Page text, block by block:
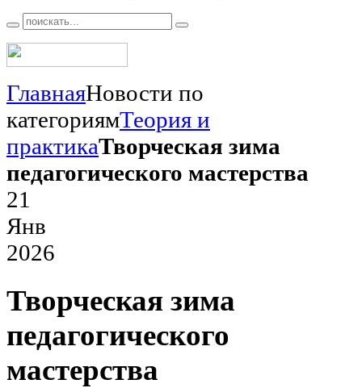
ГлавнаяНовости по
категориямТеория и
практикаТворческая зима
педагогического мастерства
21
Янв
2026
Творческая зима
педагогического
мастерства